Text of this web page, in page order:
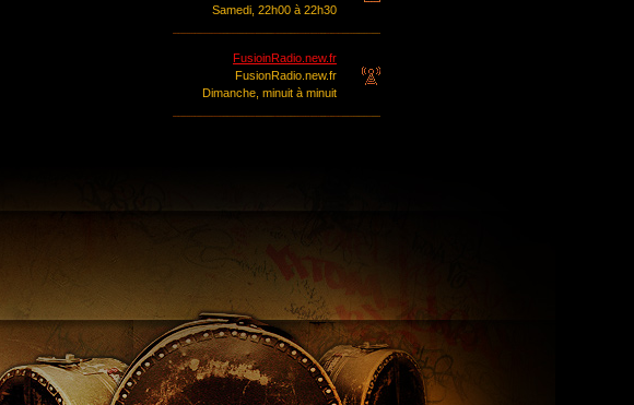
Samedi, 22h00 à 22h30
FusioinRadio.new.fr
FusionRadio.new.fr
Dimanche, minuit à minuit